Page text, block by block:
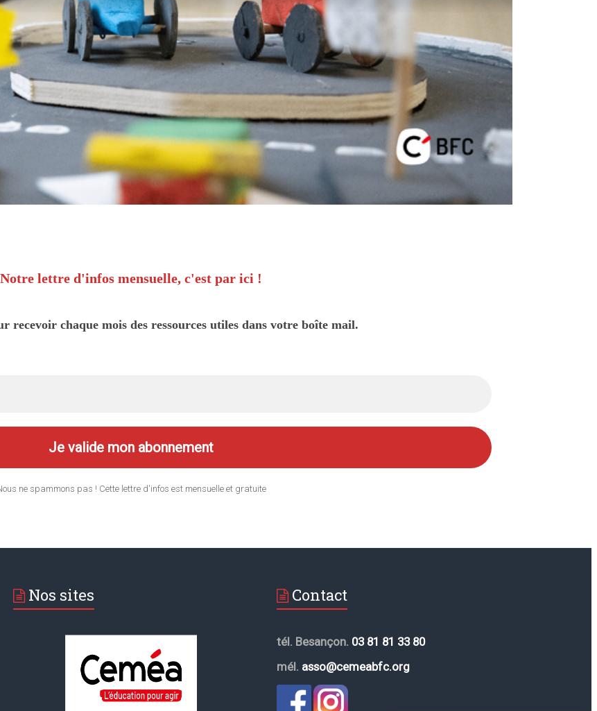
Notre lettre d'infos mensuelle, c'est par ici !
recevoir chaque mois des ressources utiles dans votre boîte mail.
ne spammons pas ! Cette lettre d'infos est mensuelle et gratuite
Nos sites Contact
tél. Besançon. 03 81 81 33 80
mél. asso@cemeabfc.org